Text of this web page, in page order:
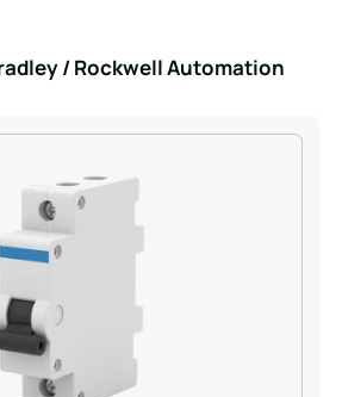
/ Rockwell Automation